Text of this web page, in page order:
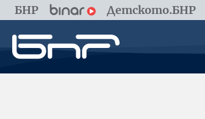
БНР Детското.БНР